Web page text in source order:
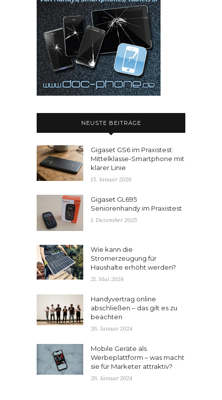
NEUSTE BEITRÄGE
Gigaset GS6 im Praxistest:
Mittelklasse-Smartphone mit
klarer Linie
13. Januar 2026
Gigaset GL695
Seniorenhandy im Praxistest
1. Dezember 2025
Wie kann die
Stromerzeugung für
Haushalte erhöht werden?
21. Mai 2024
Handyvertrag online
abschließen – das gilt es zu
beachten
26. Januar 2024
Mobile Geräte als
Werbeplattform – was macht
sie für Marketer attraktiv?
26. Januar 2024